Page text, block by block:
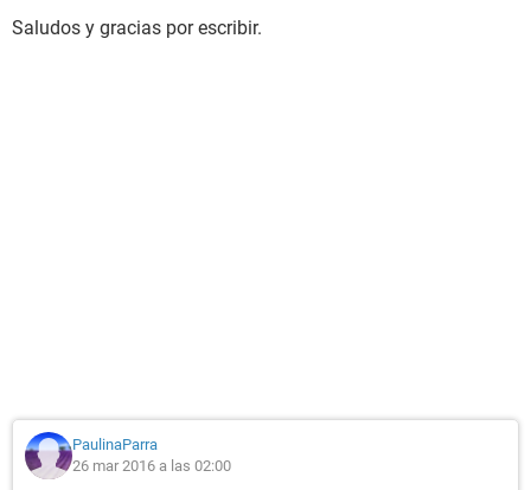
Saludos y gracias por escribir.
PaulinaParra
26 mar 2016 a las 02:00